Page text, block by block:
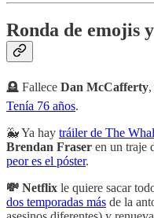
Ronda de emojis
🪦 Fallece Dan McCafferty
Tenía 76 años.
🐳 Ya hay tráiler de The
Brendan Fraser en un traje
peor es el póster.
💸 Netflix le quiere sacar
dos temporadas más de la